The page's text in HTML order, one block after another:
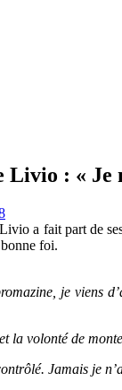
: « Je
a fait part de
foi.
je viens
la volonté de
Jamais je